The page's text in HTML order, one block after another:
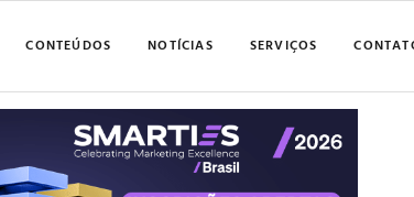
CONTEÚDOS NOTÍCIAS SERVIÇOS